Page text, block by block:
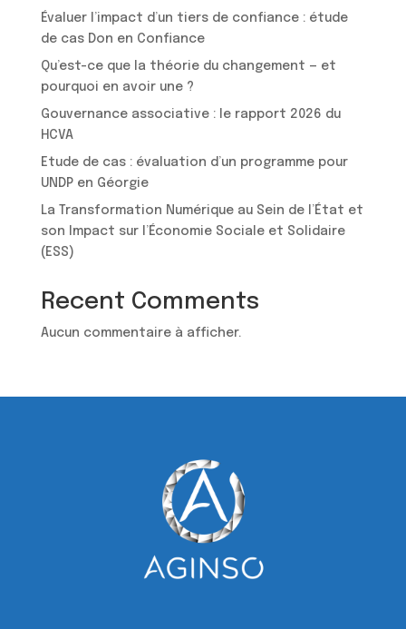
Évaluer l’impact d’un tiers de confiance : étude
de cas Don en Confiance
Qu’est-ce que la théorie du changement — et
pourquoi en avoir une ?
Gouvernance associative : le rapport 2026 du
HCVA
Etude de cas : évaluation d’un programme pour
UNDP en Géorgie
La Transformation Numérique au Sein de l’État et
son Impact sur l’Économie Sociale et Solidaire
(ESS)
Recent Comments
Aucun commentaire à afficher.